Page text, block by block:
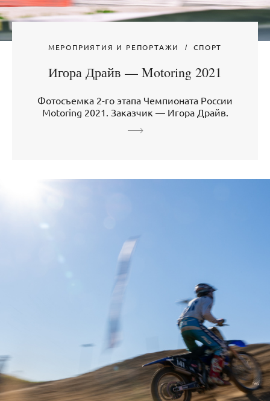
МЕРОПРИЯТИЯ И РЕПОРТАЖИ СПОРТ
Игора Драйв — Motoring 2021
Фотосъемка 2-го этапа Чемпионата России
Motoring 2021. Заказчик — Игора Драйв.